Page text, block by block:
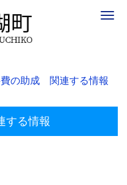
費の助成 関連する情報
する情報